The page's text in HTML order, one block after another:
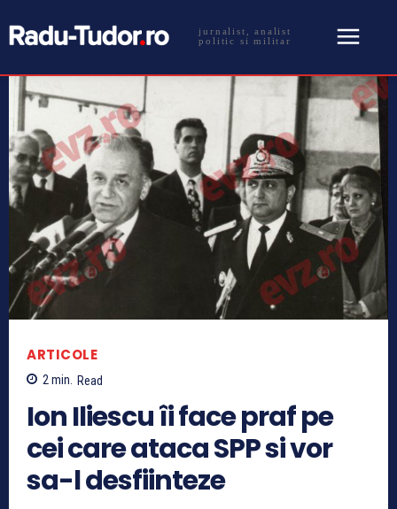
jurnalist, analist
politic si militar
ARTICOLE
2min. Read
Ion Iliescu îi face praf pe
cei care ataca SPP si vor
sa-l desfiinteze